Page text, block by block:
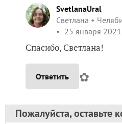
SvetlanaUral
Светлана
25 января
Спасибо, Светлана!
Ответить ✿
Пожалуйста, оставьте